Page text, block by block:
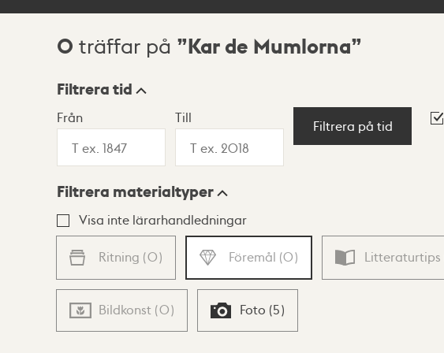
Sökresultat
0 träffar på Kar de Mumlorna
Visningsläge
Lista Karta
Filtrera tid
Från Till
Filtrera på tid
Filtrera materialtyper
Visa inte lärarhandledningar
Ritning (0) Föremål (0) Litteraturtips
Bildkonst (0) Foto (5)